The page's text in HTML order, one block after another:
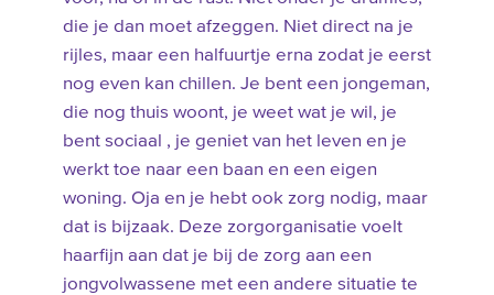
die je dan moet afzeggen. Niet direct na je
rijles, maar een halfuurtje erna zodat je eerst
nog even kan chillen. Je bent een jongeman,
die nog thuis woont, je weet wat je wil, je
bent sociaal , je geniet van het leven en je
werkt toe naar een baan en een eigen
woning. Oja en je hebt ook zorg nodig, maar
dat is bijzaak. Deze zorgorganisatie voelt
haarfijn aan dat je bij de zorg aan een
jongvolwassene met een andere situatie te